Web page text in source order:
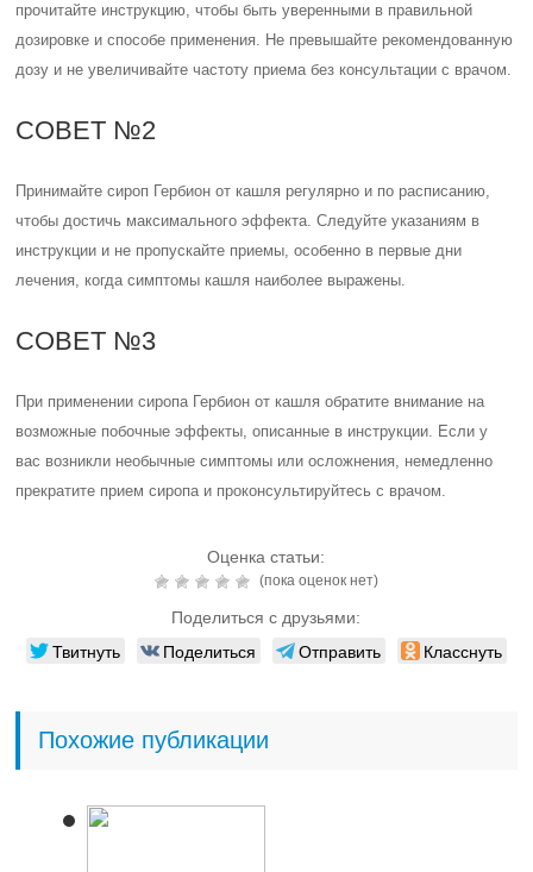
прочитайте инструкцию, чтобы быть уверенными в правильной
дозировке и способе применения. Не превышайте рекомендованную
дозу и не увеличивайте частоту приема без консультации с врачом.
СОВЕТ №2
Принимайте сироп Гербион от кашля регулярно и по расписанию,
чтобы достичь максимального эффекта. Следуйте указаниям в
инструкции и не пропускайте приемы, особенно в первые дни
лечения, когда симптомы кашля наиболее выражены.
СОВЕТ №3
При применении сиропа Гербион от кашля обратите внимание на
возможные побочные эффекты, описанные в инструкции. Если у
вас возникли необычные симптомы или осложнения, немедленно
прекратите прием сиропа и проконсультируйтесь с врачом.
Оценка статьи:
(пока оценок нет)
Поделиться с друзьями:
Твитнуть Поделиться Отправить Класснуть
Похожие публикации